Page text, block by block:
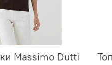
Massimo Dutti